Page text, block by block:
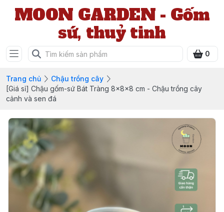
MOON GARDEN - Gốm
sứ, thuỷ tinh
0
Trang chủ
Chậu trồng cây
[Giá sỉ] Chậu gốm-sứ Bát Tràng 8x8x8 cm - Chậu trồng cây
cảnh và sen đá